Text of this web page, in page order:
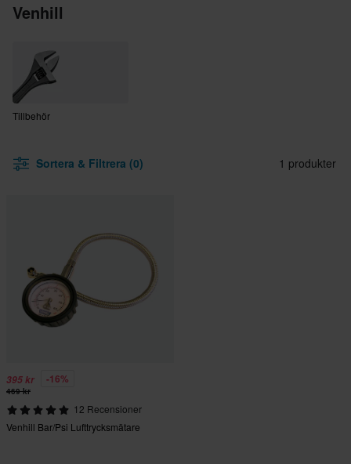
Venhill
Tillbehör
Sortera & Filtrera (0) 1 produkter
395 kr -16%
469 kr
12 Recensioner
Venhill Bar/Psi Lufttrycksmätare